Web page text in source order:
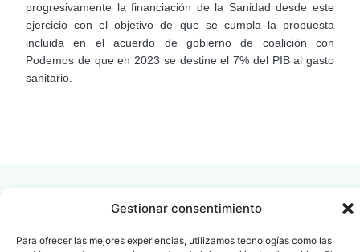
Gestionar consentimiento
Para ofrecer las mejores experiencias, utilizamos tecnologías como las
progresivamente la financiación de la Sanidad desde este
ejercicio con el objetivo de que se cumpla la propuesta
incluida en el acuerdo de gobierno de coalición con
Podemos de que en 2023 se destine el 7% del PIB al gasto
sanitario.